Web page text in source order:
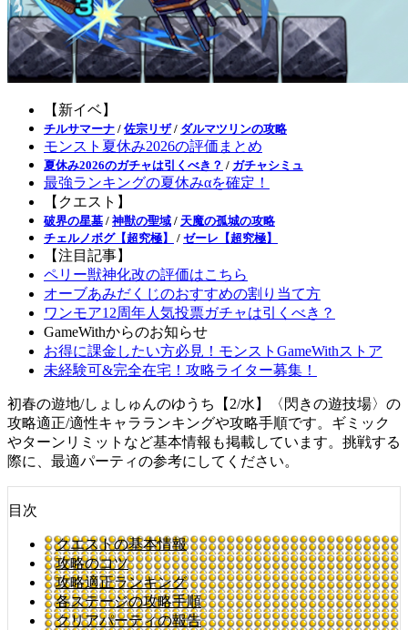
【新イベ】
チルサマーナ / 佐宗リザ/ ダルマツリンの攻略
モンスト夏休み2026の評価まとめ
夏休み2026のガチャは引くべき？ / ガチャシミュ
最強ランキングの夏休みαを確定！
【クエスト】
破界の星墓 / 神獣の聖域 / 天魔の孤城の攻略
チェルノボグ【超究極】
/ ゼーレ【超究極】
【注目記事】
ペリー獣神化改の評価はこちら
オーブあみだくじのおすすめの割り当て方
ワンモア12周年人気投票ガチャは引くべき？
GameWithからのお知らせ
お得に課金したい方必見！モンストGameWithストア
未経験可&完全在宅！攻略ライター募集！
初春の遊地/しょしゅんのゆうち【2/水】〈閃きの遊技場〉の
攻略適正/適性キャラランキングや攻略手順です。ギミック
やターンリミットなど基本情報も掲載しています。挑戦する
際に、最適パーティの参考にしてください。
目次
クエストの基本情報
攻略のコツ
攻略適正ランキング
各ステージの攻略手順
クリアパーティの報告